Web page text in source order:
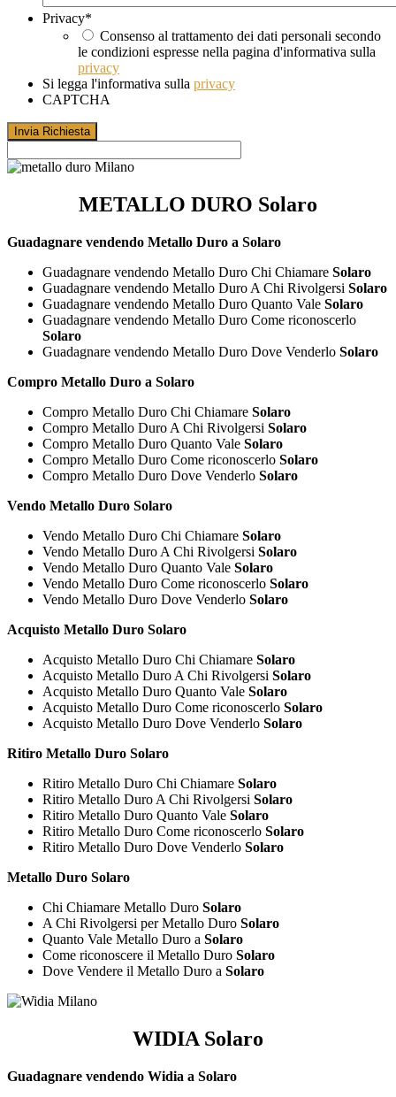
Privacy*
Consenso al trattamento dei dati personali secondo
le condizioni espresse nella pagina d'informativa sulla
privacy
Si legga l'informativa sulla privacy
CAPTCHA
METALLO DURO Solaro
Guadagnare vendendo Metallo Duro a Solaro
Guadagnare vendendo Metallo Duro Chi Chiamare Solaro
Guadagnare vendendo Metallo Duro A Chi Rivolgersi Solaro
Guadagnare vendendo Metallo Duro Quanto Vale Solaro
Guadagnare vendendo Metallo Duro Come riconoscerlo
Solaro
Guadagnare vendendo Metallo Duro Dove Venderlo Solaro
Compro Metallo Duro a Solaro
Compro Metallo Duro Chi Chiamare Solaro
Compro Metallo Duro A Chi Rivolgersi Solaro
Compro Metallo Duro Quanto Vale Solaro
Compro Metallo Duro Come riconoscerlo Solaro
Compro Metallo Duro Dove Venderlo Solaro
Vendo Metallo Duro Solaro
Vendo Metallo Duro Chi Chiamare Solaro
Vendo Metallo Duro A Chi Rivolgersi Solaro
Vendo Metallo Duro Quanto Vale Solaro
Vendo Metallo Duro Come riconoscerlo Solaro
Vendo Metallo Duro Dove Venderlo Solaro
Acquisto Metallo Duro Solaro
Acquisto Metallo Duro Chi Chiamare Solaro
Acquisto Metallo Duro A Chi Rivolgersi Solaro
Acquisto Metallo Duro Quanto Vale Solaro
Acquisto Metallo Duro Come riconoscerlo Solaro
Acquisto Metallo Duro Dove Venderlo Solaro
Ritiro Metallo Duro Solaro
Ritiro Metallo Duro Chi Chiamare Solaro
Ritiro Metallo Duro A Chi Rivolgersi Solaro
Ritiro Metallo Duro Quanto Vale Solaro
Ritiro Metallo Duro Come riconoscerlo Solaro
Ritiro Metallo Duro Dove Venderlo Solaro
Metallo Duro Solaro
Chi Chiamare Metallo Duro Solaro
A Chi Rivolgersi per Metallo Duro Solaro
Quanto Vale Metallo Duro a Solaro
Come riconoscere il Metallo Duro Solaro
Dove Vendere il Metallo Duro a Solaro
WIDIA Solaro
Guadagnare vendendo Widia a Solaro